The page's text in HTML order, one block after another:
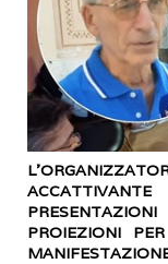
PROIEZIONI